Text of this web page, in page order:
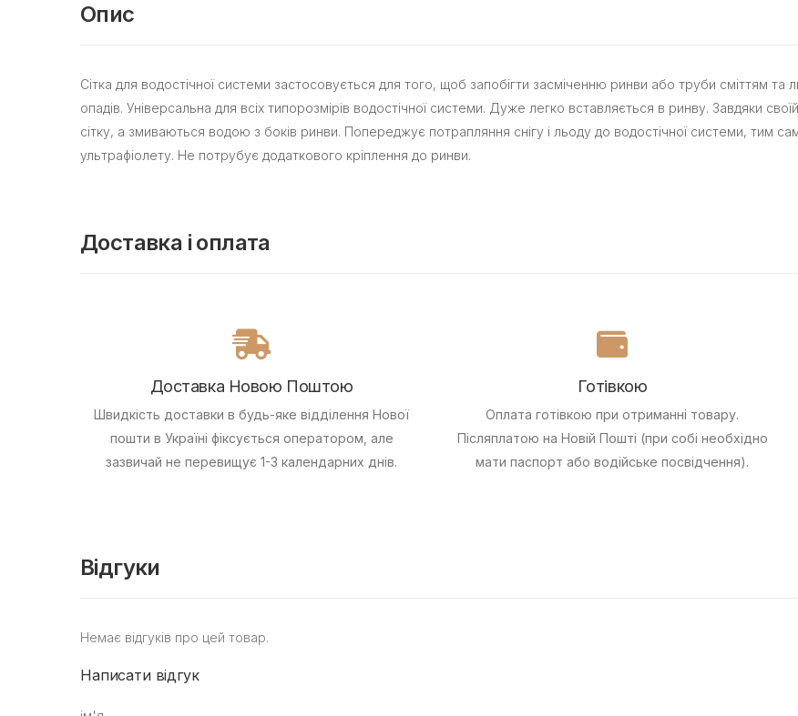
Опис
Сітка для водостічної системи застосовується для того, щоб запобігти засміченню ринви або труби сміттям та
опадів. Універсальна для всіх типорозмірів водостічної системи. Дуже легко вставляється в ринву. Завдяки
сітку, а змиваються водою з боків ринви. Попереджує потрапляння снігу і льоду до водостічної системи, тим
ультрафіолету. Не потрубує додаткового кріплення до ринви.
Доставка і оплата
Доставка Новою Поштою
Швидкість доставки в будь-яке відділення Нової
пошти в Україні фіксується оператором, але
зазвичай не перевищує 1-3 календарних днів.
Готівкою
Оплата готівкою при отриманні товару.
Післяплатою на Новій Пошті (при собі необхідно
мати паспорт або водійське посвідчення).
Відгуки
Немає відгуків про цей товар.
Написати відгук